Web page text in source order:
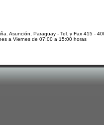
Asunción, Paraguay - Tel. y Fax 415 -
a Viernes de 07:00 a 15:00 horas